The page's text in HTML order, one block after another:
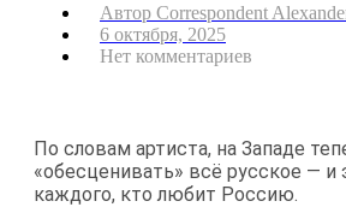
Автор Correspondent
6 октября, 2025
Нет комментариев
По словам артиста, на Западе
«обесценивать» всё русское — и
каждого, кто любит Россию.